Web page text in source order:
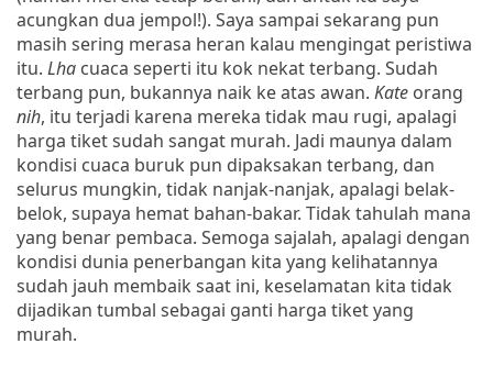
acungkan dua jempol!). Saya sampai sekarang pun
masih sering merasa heran kalau mengingat peristiwa
itu. Lha cuaca seperti itu kok nekat terbang. Sudah
terbang pun, bukannya naik ke atas awan. Kate orang
nih, itu terjadi karena mereka tidak mau rugi, apalagi
harga tiket sudah sangat murah. Jadi maunya dalam
kondisi cuaca buruk pun dipaksakan terbang, dan
selurus mungkin, tidak nanjak-nanjak, apalagi belak-
belok, supaya hemat bahan-bakar. Tidak tahulah mana
yang benar pembaca. Semoga sajalah, apalagi dengan
kondisi dunia penerbangan kita yang kelihatannya
sudah jauh membaik saat ini, keselamatan kita tidak
dijadikan tumbal sebagai ganti harga tiket yang
murah.